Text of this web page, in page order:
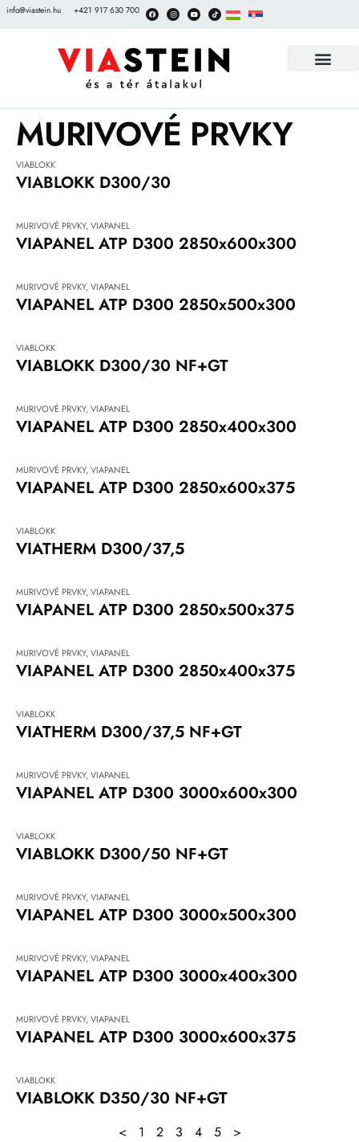
info@viastein.hu +421 917 630 700
MURIVOVÉ PRVKY
VIABLOKK
VIABLOKK D300/30
MURIVOVÉ PRVKY,VIAPANEL
VIAPANEL ATP D300 2850x600x300
MURIVOVÉ PRVKY,VIAPANEL
VIAPANEL ATP D300 2850x500x300
VIABLOKK
VIABLOKK D300/30 NF+GT
MURIVOVÉ PRVKY,VIAPANEL
VIAPANEL ATP D300 2850x400x300
MURIVOVÉ PRVKY,VIAPANEL
VIAPANEL ATP D300 2850x600x375
VIABLOKK
VIATHERM D300/37,5
MURIVOVÉ PRVKY,VIAPANEL
VIAPANEL ATP D300 2850x500x375
MURIVOVÉ PRVKY,VIAPANEL
VIAPANEL ATP D300 2850x400x375
VIABLOKK
VIATHERM D300/37,5 NF+GT
MURIVOVÉ PRVKY,VIAPANEL
VIAPANEL ATP D300 3000x600x300
VIABLOKK
VIABLOKK D300/50 NF+GT
MURIVOVÉ PRVKY,VIAPANEL
VIAPANEL ATP D300 3000x500x300
MURIVOVÉ PRVKY,VIAPANEL
VIAPANEL ATP D300 3000x400x300
MURIVOVÉ PRVKY,VIAPANEL
VIAPANEL ATP D300 3000x600x375
VIABLOKK
VIABLOKK D350/30 NF+GT
< 1 2 3 4 5 >